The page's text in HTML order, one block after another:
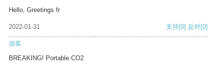
Hello, Greetings fr
2022-01-31 支持[0] 反对[0]
游客
BREAKING! Portable CO2